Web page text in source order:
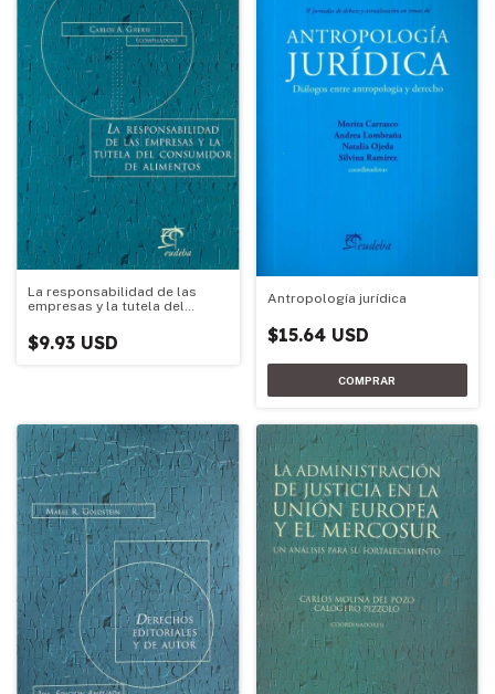
La responsabilidad de las
empresas y la tutela del
$9.93 USD
Antropología jurídica
$15.64 USD